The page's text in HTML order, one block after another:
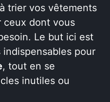
trier vos vêtements
ceux dont vous
Le but ici est
pour
, tout en se
inutiles ou